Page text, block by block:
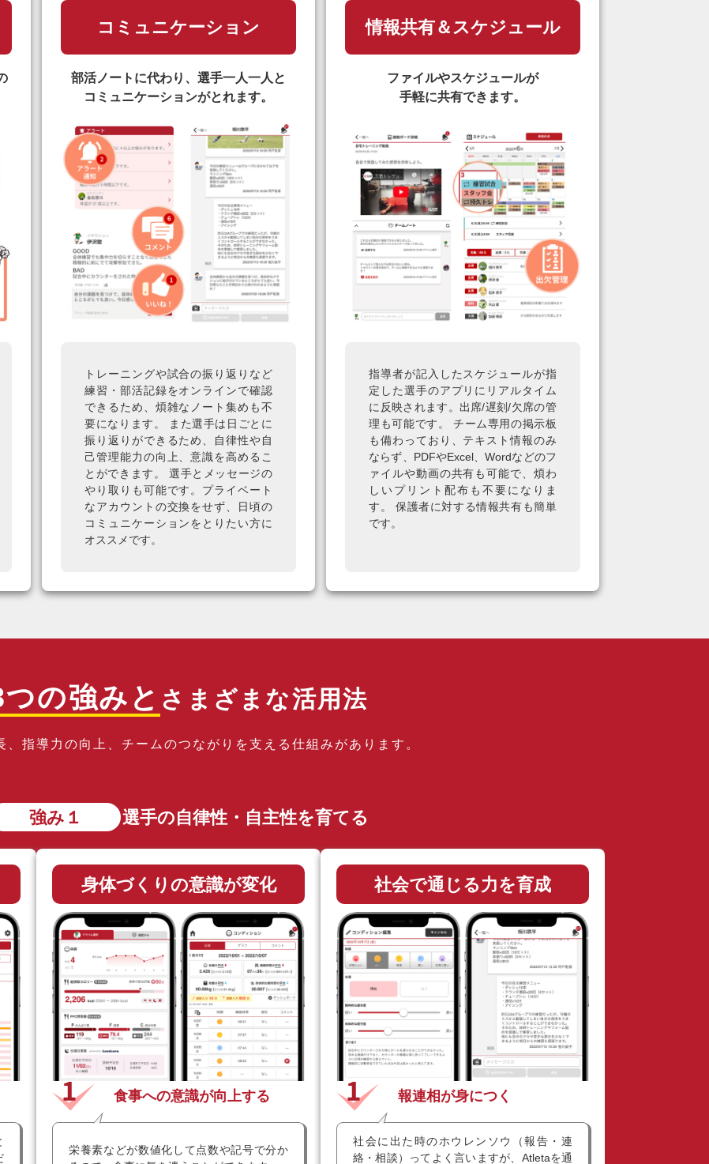
コミュニケーション
部活ノートに代わり、選手一人一人と
コミュニケーションがとれます。
トレーニングや試合の振り返りなど
練習・部活記録をオンラインで確認
できるため、煩雑なノート集めも不
要になります。 また選手は日ごとに
振り返りができるため、自律性や自
己管理能力の向上、意識を高めるこ
とができます。 選手とメッセージの
やり取りも可能です。プライベート
なアカウントの交換をせず、日頃の
コミュニケーションをとりたい方に
オススメです。
情報共有＆スケジュール
ファイルやスケジュールが
手軽に共有できます。
指導者が記入したスケジュールが指
定した選手のアプリにリアルタイム
に反映されます。出席/遅刻/欠席の管
理も可能です。 チーム専用の掲示板
も備わっており、テキスト情報のみ
ならず、PDFやExcel、Wordなどのフ
ァイルや動画の共有も可能で、煩わ
しいプリント配布も不要になりま
す。 保護者に対する情報共有も簡単
です。
つの強みと さまざまな活用法
、指導力の向上、 チームのつながりを支える仕組みがあります。
強み１ 選手の自律性・自主性を育てる
身体づくりの意識が変化
食事への意識が向上する
栄養素などが数値化して点数や記号で分か
社会で通じる力を育成
報連相が身につく
社会に出た時のホウレンソウ（報告・連
絡・相談）ってよく言いますが、Atletaを通